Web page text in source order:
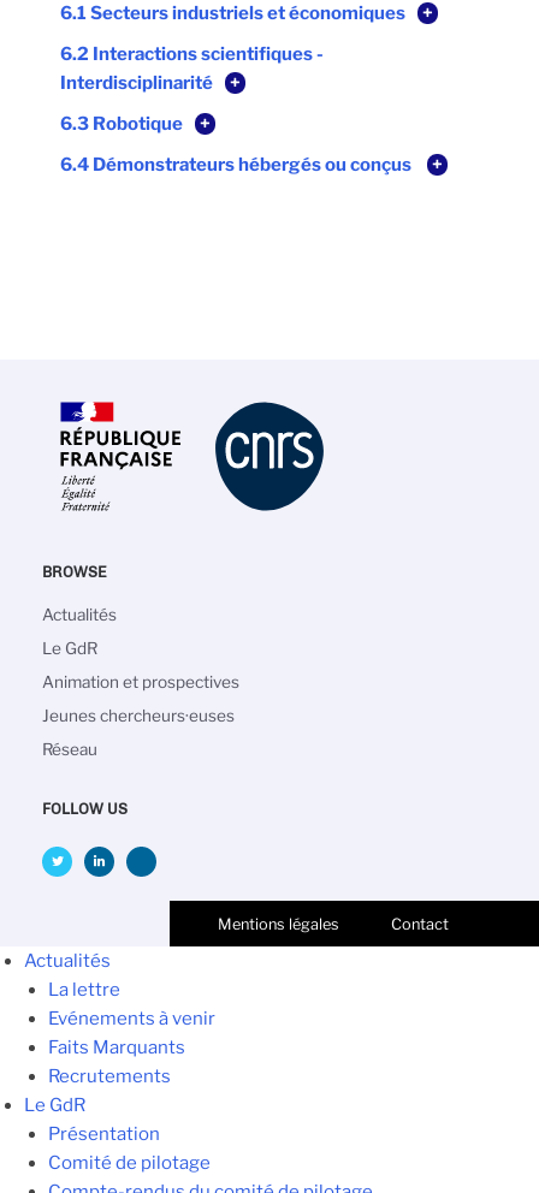
6.1 Secteurs industriels et économiques
+
6.2 Interactions scientifiques -
Interdisciplinarité
+
6.3 Robotique
+
6.4 Démonstrateurs hébergés ou conçus
+
BROWSE
Navigation
principale
Actualités
Le GdR
Animation et prospectives
Jeunes chercheurs·euses
Réseau
FOLLOW US
Mentions légales Contact
Actualités
La lettre
Evénements à venir
Faits Marquants
Recrutements
Le GdR
Présentation
Comité de pilotage